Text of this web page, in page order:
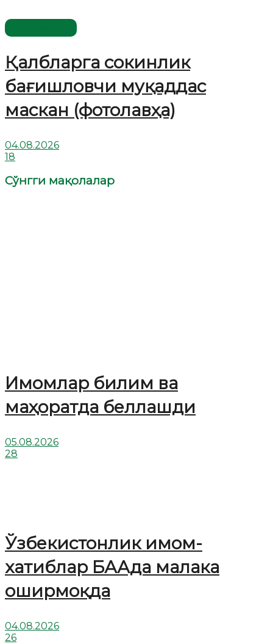
Қалбларга сокинлик
бағишловчи муқаддас
маскан (фотолавҳа)
04.08.2026
18
Сўнгги мақолалар
Имомлар билим ва
маҳоратда беллашди
05.08.2026
28
Ўзбекистонлик имом-
хатиблар БААда малака
оширмоқда
04.08.2026
26